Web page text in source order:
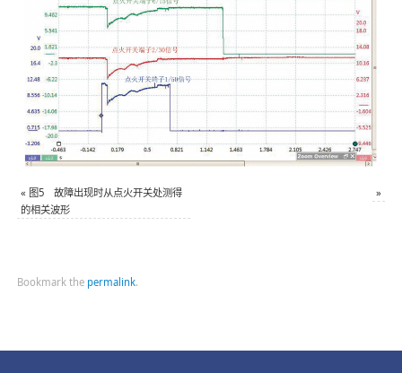
« 图5 故障出现时从点火开关处测得
的相关波形
»
Bookmark the permalink.